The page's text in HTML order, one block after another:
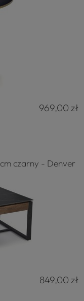
969,00 zł
czarny - Denver
849,00 zł